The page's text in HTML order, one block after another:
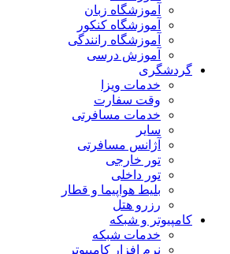
آموزشگاه زبان
آموزشگاه کنکور
آموزشگاه رانندگی
آموزش درسی
گردشگری
خدمات ویزا
وقت سفارت
خدمات مسافرتی
سایر
آژانس مسافرتی
تور خارجی
تور داخلی
بلیط هواپیما و قطار
رزرو هتل
کامپیوتر و شبکه
خدمات شبکه
نرم افزار کامپیوتر